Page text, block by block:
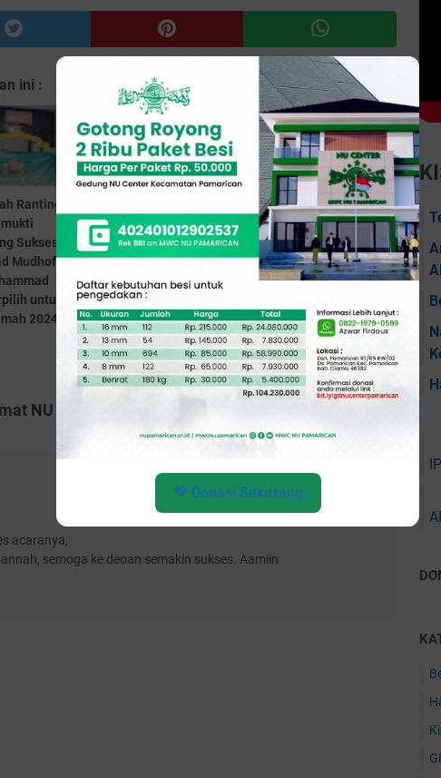
ini :
Ranting NU
Sukses,
Mudhofir
untuk
2024-
Desa Mekarmulya
Berlangsung Khidmat,
KH Muhtadin dan Ust.
Dede Wahyudin Terpilih
sebagai Pimpinan Baru
Lailatul Ijtima' dan
Istighasah dalam
Rangka Hari Santri
Nasional 2024, MWC NU
Pamarican Gelar di
NU Kecamatan Pamarican Gelar Konferancab XI"
acaranya,
semoga ke deoan semakin sukses. Aamiin
💚 Donasi Sekarang